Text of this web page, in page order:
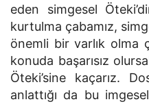
eden simgesel
kurtulma çabamız,
önemli bir varlık olma
konuda başarısız
Öteki’sine kaçarız.
anlattığı da bu